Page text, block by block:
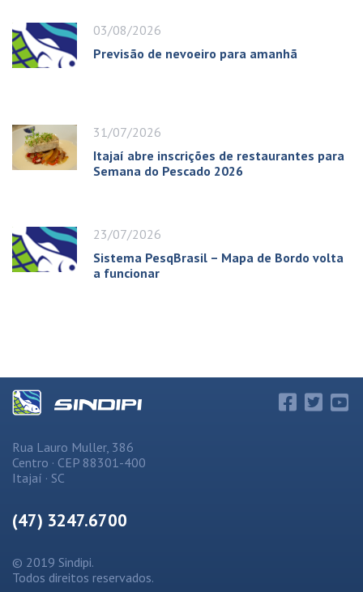
03/08/2026
Previsão de nevoeiro para amanhã
31/07/2026
Itajaí abre inscrições de restaurantes para
Semana do Pescado 2026
23/07/2026
Sistema PesqBrasil – Mapa de Bordo volta
a funcionar
Rua Lauro Muller, 386
Centro · CEP 88301-400
Itajaí · SC
(47) 3247.6700
© 2019 Sindipi.
Todos direitos reservados.